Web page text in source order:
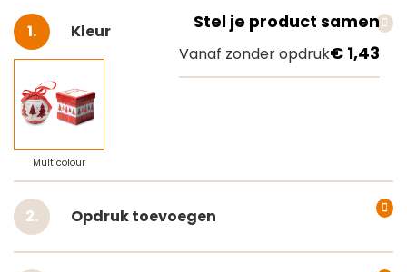
Stel je product samen
Vanaf zonder opdruk€ 1,43
Selecteer
Kleur
Multicolour
Opdruk toevoegen